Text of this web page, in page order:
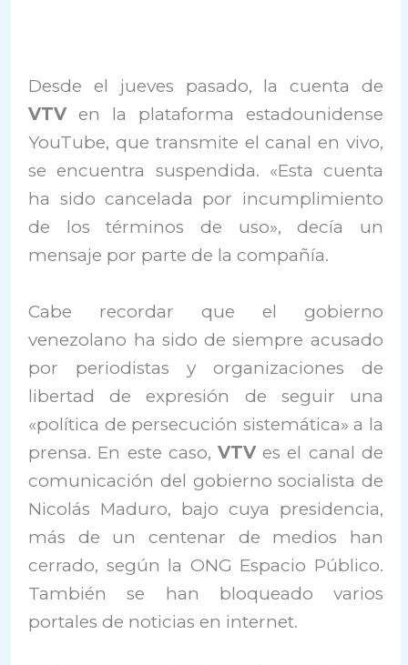
Desde el jueves pasado, la cuenta de
VTV en la plataforma estadounidense
YouTube, que transmite el canal en vivo,
se encuentra suspendida. «Esta cuenta
ha sido cancelada por incumplimiento
de los términos de uso», decía un
mensaje por parte de la compañía.
Cabe recordar que el gobierno
venezolano ha sido de siempre acusado
por periodistas y organizaciones de
libertad de expresión de seguir una
«política de persecución sistemática» a la
prensa. En este caso, VTV es el canal de
comunicación del gobierno socialista de
Nicolás Maduro, bajo cuya presidencia,
más de un centenar de medios han
cerrado, según la ONG Espacio Público.
También se han bloqueado varios
portales de noticias en internet.